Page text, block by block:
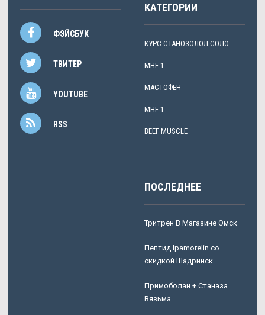
ФЭЙСБУК
ТВИТЕР
YOUTUBE
RSS
КАТЕГОРИИ
КУРС СТАНОЗОЛОЛ СОЛО
MHF-1
МАСТОФЕН
MHF-1
BEEF MUSCLE
ПОСЛЕДНЕЕ
Тритрен В Магазине Омск
Пептид Ipamorelin со
скидкой Шадринск
Примоболан + Станаза
Вязьма